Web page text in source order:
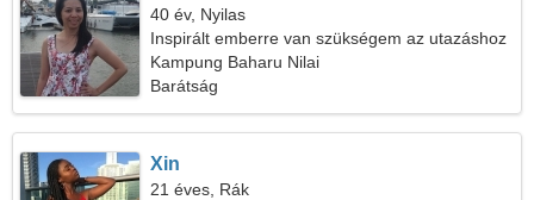
40 év, Nyilas
Inspirált emberre van szükségem az utazáshoz
Kampung Baharu Nilai
Barátság
Xin
21 éves, Rák